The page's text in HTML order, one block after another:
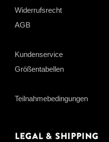
Widerrufsrecht
AGB
Kundenservice
Größentabellen
Teilnahmebedingungen
Legal & Shipping